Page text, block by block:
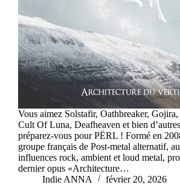
Vous aimez Solstafir, Oathbreaker,
Cult Of Luna, Deafheaven et bien
préparez-vous pour PËRL ! Formé en
groupe français de Post-metal alternatif,
influences rock, ambient et loud metal,
dernier opus «Architecture…
Indie ANNA
février 20, 2026